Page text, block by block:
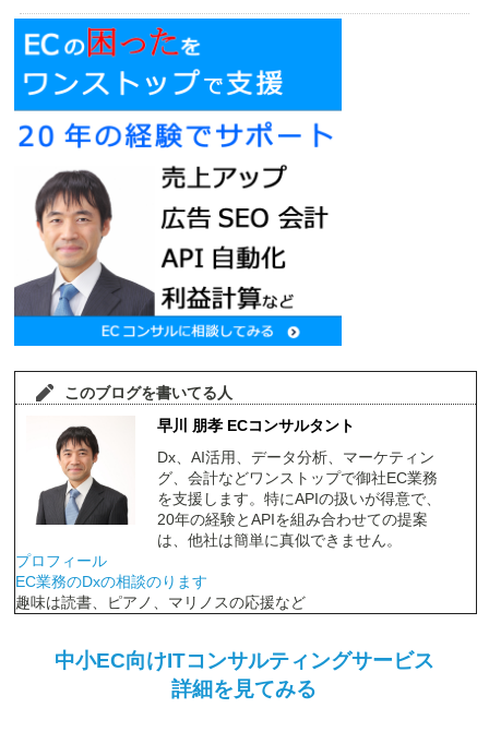
このブログを書いてる人
早川 朋孝 ECコンサルタント
Dx、AI活用、データ分析、マーケティン
グ、会計などワンストップで御社EC業務
を支援します。特にAPIの扱いが得意で、
20年の経験とAPIを組み合わせての提案
は、他社は簡単に真似できません。
プロフィール
EC業務のDxの相談のります
趣味は読書、ピアノ、マリノスの応援など
中小EC向けITコンサルティングサービス
詳細を見てみる